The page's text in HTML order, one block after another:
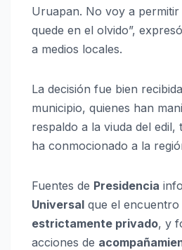
Uruapan. No voy a
quede en el olvido”,
a medios locales.
La decisión fue bien
municipio, quienes han
respaldo a la viuda del edil,
ha conmocionado a la
Fuentes de Presidencia
Universal que el
estrictamente privado, y
acciones de